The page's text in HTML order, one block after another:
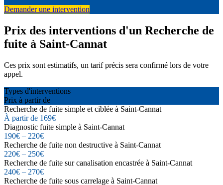
Demander une intervention
Prix des interventions d'un Recherche de
fuite à Saint-Cannat
Ces prix sont estimatifs, un tarif précis sera confirmé lors de votre
appel.
Types d'interventions
Prix à partir de
Recherche de fuite simple et ciblée à Saint-Cannat
À partir de 169€
Diagnostic fuite simple à Saint-Cannat
190€ – 220€
Recherche de fuite non destructive à Saint-Cannat
220€ – 250€
Recherche de fuite sur canalisation encastrée à Saint-Cannat
240€ – 270€
Recherche de fuite sous carrelage à Saint-Cannat